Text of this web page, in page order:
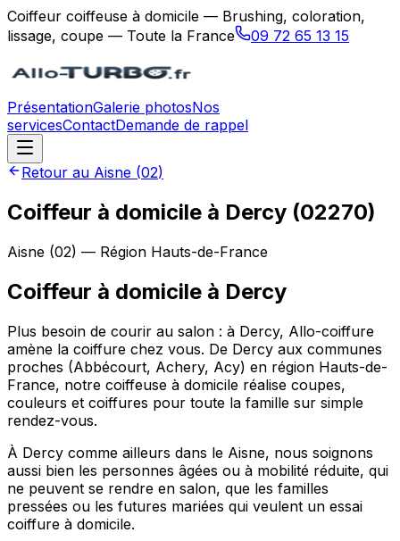
Coiffeur coiffeuse à domicile — Brushing, coloration,
lissage, coupe — Toute la France
09 72 65 13 15
PrésentationGalerie photosNos
servicesContactDemande de rappel
Retour au Aisne (02)
Coiffeur à domicile à Dercy (02270)
Aisne (02) — Région Hauts-de-France
Coiffeur à domicile à Dercy
Plus besoin de courir au salon : à Dercy, Allo-coiffure
amène la coiffure chez vous. De Dercy aux communes
proches (Abbécourt, Achery, Acy) en région Hauts-de-
France, notre coiffeuse à domicile réalise coupes,
couleurs et coiffures pour toute la famille sur simple
rendez-vous.
À Dercy comme ailleurs dans le Aisne, nous soignons
aussi bien les personnes âgées ou à mobilité réduite, qui
ne peuvent se rendre en salon, que les familles
pressées ou les futures mariées qui veulent un essai
coiffure à domicile.